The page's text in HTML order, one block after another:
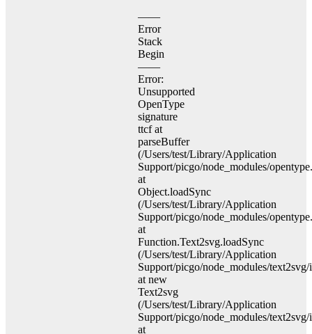
——
Error
Stack
Begin
——
Error:
Unsupported
OpenType
signature
ttcf at
parseBuffer
(/Users/test/Library/Application
Support/picgo/node_modules/
at
Object.loadSync
(/Users/test/Library/Application
Support/picgo/node_modules/
at
Function.Text2svg.loadSync
(/Users/test/Library/Application
Support/picgo/node_modules/
at new
Text2svg
(/Users/test/Library/Application
Support/picgo/node_modules/
at